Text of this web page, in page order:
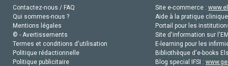
Contactez-nous / FAQ
Qui sommes-nous ?
Mentions légales
© - Avertissements
Termes et conditions d'utilisation
Politique rédactionnelle
Politique publicitaire
Site e-commerce :
Aide à la pratique
Portail pour les
Site d'information sur
E-learning pour les
Bibliothèque d'e-books
Blog special IFSI :